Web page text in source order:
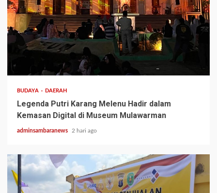
BUDAYA DAERAH
Legenda Putri Karang Melenu Hadir dalam
Kemasan Digital di Museum Mulawarman
adminsambaranews 2 hari ago